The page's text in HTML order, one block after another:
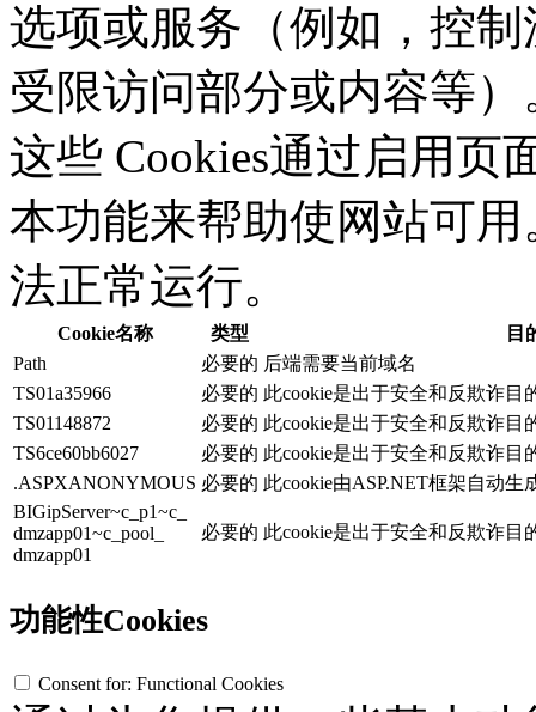
选项或服务（例如，控
受限访问部分或内容等
这些 Cookies通过启用页
本功能来帮助使网站可
法正常运行。
Cookie名称 类型
目
Path
必要的 后端需要当前域名
TS01a35966
必要的 此cookie是出于安全和反欺诈目
TS01148872
必要的 此cookie是出于安全和反欺诈目
TS6ce60bb6027
必要的 此cookie是出于安全和反欺诈目
.ASPXANONYMOUS 必要的 此cookie由ASP.NET框架自动
BIGipServer~c_p1~c_
dmzapp01~c_pool_
dmzapp01
必要的 此cookie是出于安全和反欺诈目
功能性Cookies
Consent for: Functional Cookies